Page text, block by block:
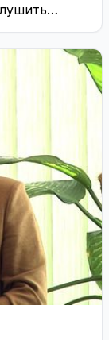
...